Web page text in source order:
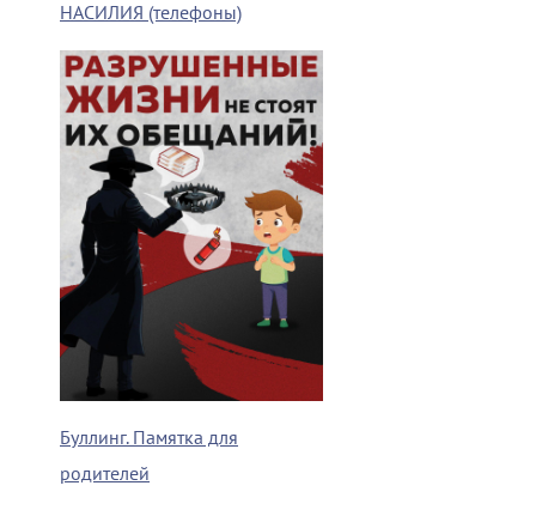
НАСИЛИЯ (телефоны)
Буллинг. Памятка для
родителей